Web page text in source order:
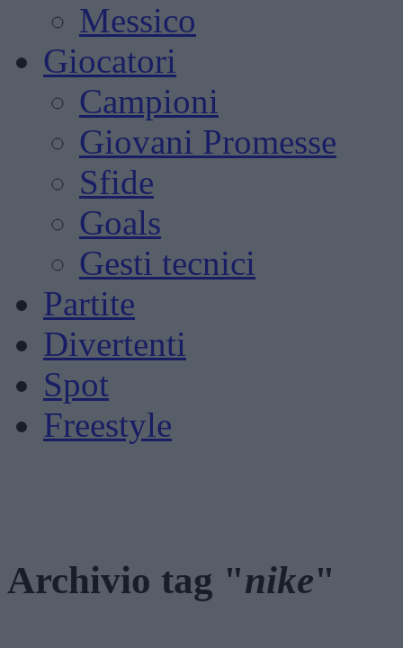
Messico
Giocatori
Campioni
Giovani Promesse
Sfide
Goals
Gesti tecnici
Partite
Divertenti
Spot
Freestyle
Archivio tag "nike"